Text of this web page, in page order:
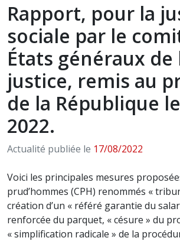
Rapport, pour la
sociale par le
États généraux de
justice, remis au
de la République
2022.
Actualité publiée le 17/08/2022
Voici les principales mesures
prud’hommes (CPH) renommés «
création d’un « référé garantie du
renforcée du parquet, « césure » du
« simplification radicale » de la